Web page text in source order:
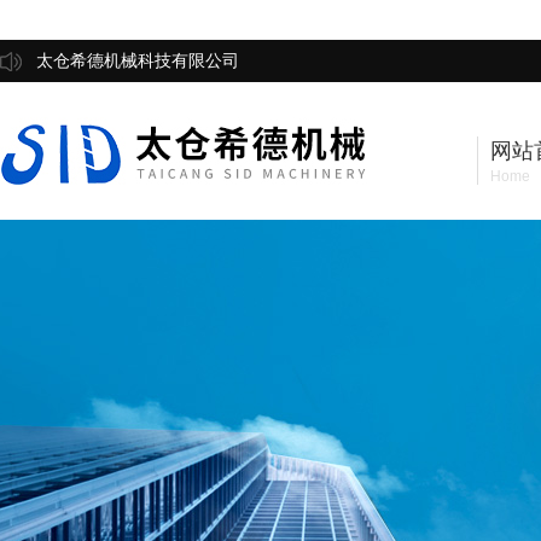
太仓希德机械科技有限公司
网站
Home